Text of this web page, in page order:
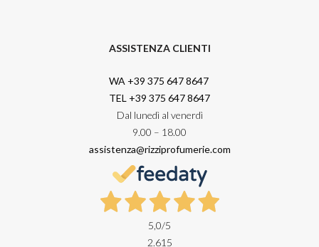
ASSISTENZA CLIENTI
WA +39 375 647 8647
TEL +39 375 647 8647
Dal lunedì al venerdì
9.00 – 18.00
assistenza@rizziprofumerie.com
5,0/5
2.615